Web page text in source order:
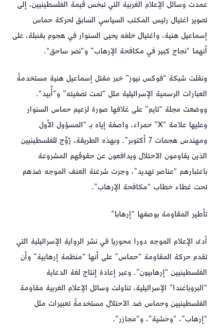
عمدت وسائل الإعلام الغربية التي تبخس قيمة الفلسطينيين، إلى
تصوير اغتيال رئيس المكتب السياسي السابق لحركة حماس
إسماعيل هنية، واغتيال خلفه يحيى السنوار في هجوم بقنبلة، على
أنهما “نجاح كبير في مكافحة الإرهاب” و“نصر ساحق“.
ونقلت شبكة “فوكس نيوز” خبر مقتل إسماعيل هنية مستخدمةً
العبارات الرسمية الإسرائيلية مثل “تمت تصفيته” و“أُبيد“.
ووضعت مجلة “تايم” على غلافها صورة لزعيم حماس السنوار
وعليها علامة “X” حمراء، واصفة إياه بـ “المسؤول الأول
ومهندس هجمات 7 أكتوبر”. وبهذه الطريقة، رُوِّج للفلسطينيين
الذين يقاومون الاحتلال ويدافعون عن حقوقهم المشروعة
باعتبارهم “عناصر تهديد”، وجرت شرعنة العنف الموجه ضدهم
تحت غطاء خطاب “مكافحة الإرهاب”.
تأطير المقاومة بوصفها “إرهابا”
أدى الإعلام الموجه دورا محوريا في نشر الرواية الإسرائيلية التي
تقدم حركة المقاومة “حماس” على أنها “منظمة إرهابية” وأن
الفلسطينيين “إرهابيون”. وعبر إعادة إنتاج لغة الدعاية
“البروباغندا” الإسرائيلية، تناولت وسائل الإعلام الغربية مقاومة
الفلسطينيين وحماس ضد الاحتلال مستخدمةً تعبيرات مثل
“إرهاب”، “وحشية”، و“مجازر“.